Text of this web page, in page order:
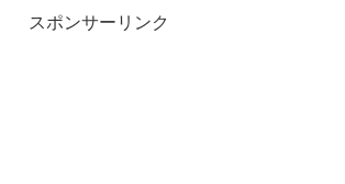
スポンサーリンク